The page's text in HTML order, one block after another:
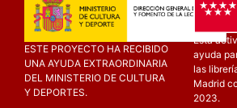
ESTE PROYECTO HA RECIBIDO
UNA AYUDA EXTRAORDINARIA
DEL MINISTERIO DE CULTURA
Y DEPORTES.
Esta
ayuda
las
Madrid
2023.